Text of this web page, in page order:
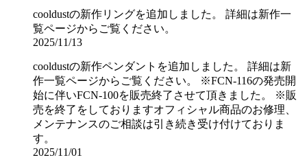
cooldustの新作リングを追加しました。 詳細は新作一
覧ページからご覧ください。
2025/11/13
cooldustの新作ペンダントを追加しました。 詳細は新
作一覧ページからご覧ください。 ※FCN-116の発売開
始に伴いFCN-100を販売終了させて頂きました。 ※販
売を終了をしておりますオフィシャル商品のお修理、
メンテナンスのご相談は引き続き受け付けておりま
す。
2025/11/01